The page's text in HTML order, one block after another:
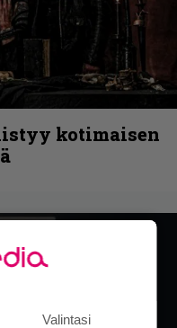
kotimaisen
Valintasi